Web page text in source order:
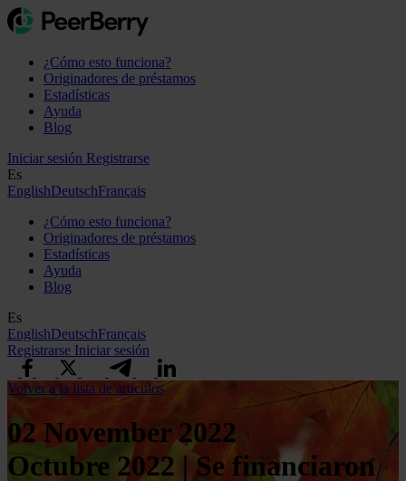
¿Cómo esto funciona?
Originadores de préstamos
Estadísticas
Ayuda
Blog
Iniciar sesión Registrarse
Es
EnglishDeutschFrançais
¿Cómo esto funciona?
Originadores de préstamos
Estadísticas
Ayuda
Blog
Es
EnglishDeutschFrançais
Registrarse Iniciar sesión
Volver a la lista de artículos
02 November 2022
Octubre 2022 | Se financiaron